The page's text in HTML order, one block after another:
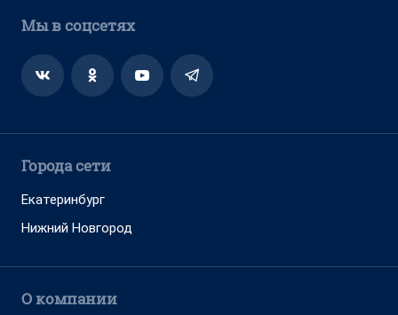
Мы в соцсетях
Города сети
Екатеринбург
Нижний Новгород
О компании